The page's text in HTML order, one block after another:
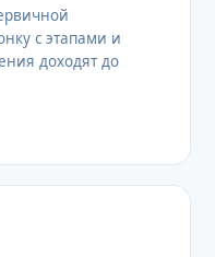
с этапами и
доходят до